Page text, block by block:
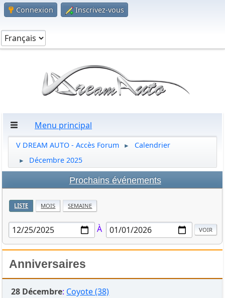
Connexion Inscrivez-vous
Menu principal
V DREAM AUTO - Accès Forum ► Calendrier
► Décembre 2025
Prochains événements
LISTE MOIS SEMAINE
À
Anniversaires
28 Décembre: Coyote (38)